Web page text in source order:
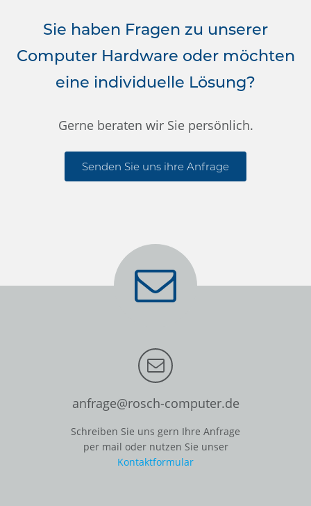
Sie haben Fragen zu unserer
Computer Hardware oder möchten
eine individuelle Lösung?
Gerne beraten wir Sie persönlich.
Senden Sie uns ihre Anfrage
anfrage@rosch-computer.de
Schreiben Sie uns gern Ihre Anfrage
per mail oder nutzen Sie unser
Kontaktformular